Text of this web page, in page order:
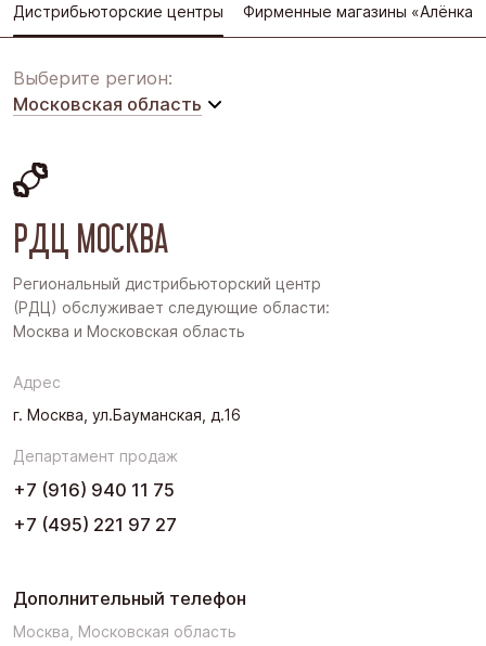
Дистрибьюторские центры Фирменные магазины «Алёнка»
Выберите регион:
Московская область
Восточная Сибирь
Дальний Восток
Поволжье
Урал
РДЦ МОСКВА
Региональный дистрибьюторский центр
(РДЦ) обслуживает следующие области:
Москва и Московская область
Адрес
г. Москва, ул.Бауманская, д.16
Департамент продаж
+7 (916) 940 11 75
+7 (495) 221 97 27
Дополнительный телефон
Москва, Московская область